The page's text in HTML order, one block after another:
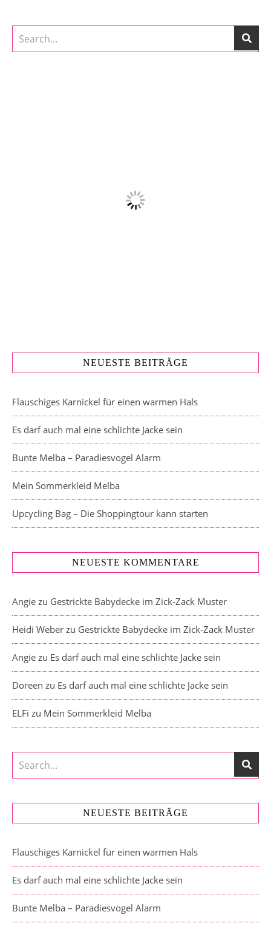
NEUESTE BEITRÄGE
Flauschiges Karnickel für einen warmen Hals
Es darf auch mal eine schlichte Jacke sein
Bunte Melba – Paradiesvogel Alarm
Mein Sommerkleid Melba
Upcycling Bag – Die Shoppingtour kann starten
NEUESTE KOMMENTARE
Angie zu Gestrickte Babydecke im Zick-Zack Muster
Heidi Weber zu Gestrickte Babydecke im Zick-Zack Muster
Angie zu Es darf auch mal eine schlichte Jacke sein
Doreen zu Es darf auch mal eine schlichte Jacke sein
ELFi zu Mein Sommerkleid Melba
NEUESTE BEITRÄGE
Flauschiges Karnickel für einen warmen Hals
Es darf auch mal eine schlichte Jacke sein
Bunte Melba – Paradiesvogel Alarm